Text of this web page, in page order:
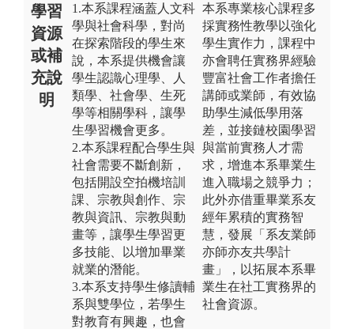
學習
資源
或補
充說
明
1.本系課程涵蓋人文科
學與社會科學，對尚
在探索階段的學生來
說，本系提供機會讓
學生認識心理學、人
類學、社會學、生死
學等相關學科，讓學
生學習機會更多。
2.本系課程配合學生與
社會需要不斷創新，
包括開設空拍機培訓
課、宗教與創作、宗
教與資訊、宗教與動
畫等，讓學生學習更
多技能、以增加畢業
就業的潛能。
3.本系支持學生修讀輔
系與雙學位，若學生
對教育有興趣，也會
本系專業核心課程多
採實務性教學以強化
學生實作力，課程中
亦會聘任實務界經驗
豐富社會工作者擔任
講師或業師，有效協
助學生減低學用落
差，並接鏈校園學習
與當前實務人才需
求，增進本系畢業生
進入職場之競爭力；
此外亦借重畢業系友
經年累積的實務智
慧，發展「系友業師
亦師亦友共學計
畫」，以拓展本系畢
業生在社工實務界的
社會資源。